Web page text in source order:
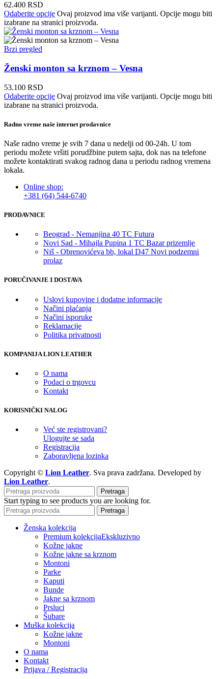
62.400 RSD
Odaberite opcije Ovaj proizvod ima više varijanti. Opcije mogu biti
izabrane na stranici proizvoda.
Brzi pregled
Ženski monton sa krznom – Vesna
53.100 RSD
Odaberite opcije Ovaj proizvod ima više varijanti. Opcije mogu biti
izabrane na stranici proizvoda.
Radno vreme naše internet prodavnice
Naše radno vreme je svih 7 dana u nedelji od 00-24h. U tom
periodu možete vršiti porudžbine putem sajta, dok nas na telefone
možete kontaktirati svakog radnog dana u periodu radnog vremena
lokala.
Online shop:
+381 (64) 544-6740
PRODAVNICE
Beograd - Nemanjina 40 TC Futura
Novi Sad - Mihajla Pupina 1 TC Bazar prizemlje
Niš - Obrenovićeva bb, lokal D47 Novi podzemni
prolaz
PORUČIVANJE I DOSTAVA
Uslovi kupovine i dodatne informacije
Načini plaćanja
Načini isporuke
Reklamacije
Politika privatnosti
KOMPANIJA LION LEATHER
O nama
Podaci o trgovcu
Kontakt
KORISNIČKI NALOG
Već ste registrovani?
Ulogujte se sada
Registracija
Zaboravljena lozinka
Copyright © Lion Leather. Sva prava zadržana. Developed by
Lion Leather.
Pretraga
Start typing to see products you are looking for.
Pretraga
Ženska kolekcija
Premium kolekcijaEkskluzivno
Kožne jakne
Kožne jakne sa krznom
Montoni
Parke
Kaputi
Bunde
Jakne sa krznom
Prsluci
Šubare
Muška kolekcija
Kožne jakne
Montoni
O nama
Kontakt
Prijava / Registracija